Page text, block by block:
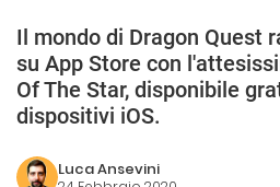
Il mondo di Dragon Quest
su App Store con
Of The Star, disponibile
dispositivi iOS.
Luca Ansevini